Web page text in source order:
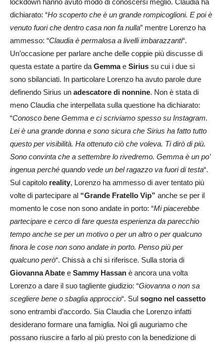
dichiarato: “Ho scoperto che è un grande rompicoglioni. E poi è
venuto fuori che dentro casa non fa nulla” mentre Lorenzo ha
ammesso: “Claudia è permalosa a livelli imbarazzanti“.
Un’occasione per parlare anche delle coppie più discusse di
questa estate a partire da Gemmae Sirius su cui i due si
sono sbilanciati. In particolare Lorenzo ha avuto parole dure
definendo Sirius un adescatore di nonnine. Non è stata di
meno Claudia che interpellata sulla questione ha dichiarato:
“Conosco bene Gemma e ci scriviamo spesso su Instagram.
Lei è una grande donna e sono sicura che Sirius ha fatto tutto
questo per visibilità. Ha ottenuto ciò che voleva. Ti dirò di più.
Sono convinta che a settembre lo rivedremo. Gemma è un po’
ingenua perché quando vede un bel ragazzo va fuori di testa“.
Sul capitolo reality, Lorenzo ha ammesso di aver tentato più
volte di partecipare al “Grande Fratello Vip” anche se per il
momento le cose non sono andate in porto: “Mi piacerebbe
partecipare e cerco di fare questa esperienza da parecchio
tempo anche se per un motivo o per un altro o per qualcuno
finora le cose non sono andate in porto. Penso più per
qualcuno però“. Chissà a chi si riferisce. Sulla storia di
Giovanna Abate e Sammy Hassan è ancora una volta
Lorenzo a dare il suo tagliente giudizio: “Giovanna o non sa
scegliere bene o sbaglia approccio“. Sul sogno nel cassetto
sono entrambi d’accordo. Sia Claudia che Lorenzo infatti
desiderano formare una famiglia. Noi gli auguriamo che
possano riuscire a farlo al più presto con la benedizione di